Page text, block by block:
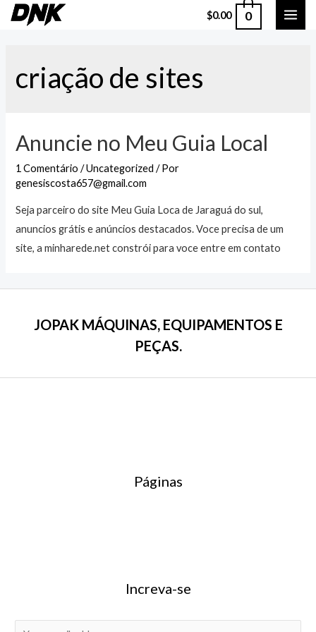
conteúdo
$0.00 0
criação de sites
Anuncie no Meu Guia Local
1 Comentário /Uncategorized / Por
genesiscosta657@gmail.com
Seja parceiro do site Meu Guia Loca de Jaraguá do sul,
anuncios grátis e anúncios destacados. Voce precisa de um
site, a minharede.net constrói para voce entre em contato
JOPAK MÁQUINAS, EQUIPAMENTOS E
PEÇAS.
Páginas
Increva-se